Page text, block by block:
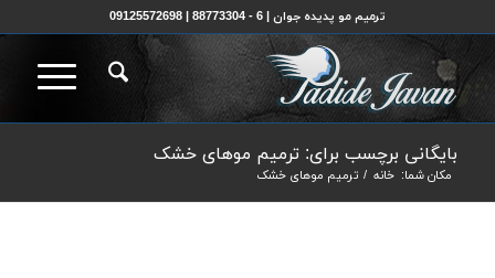
ترمیم مو پدیده جوان | 6 - 88773304 | 09125572698
بایگانی برچسب برای: ترمیم موهای خشک
مکان شما: خانه / ترمیم موهای خشک